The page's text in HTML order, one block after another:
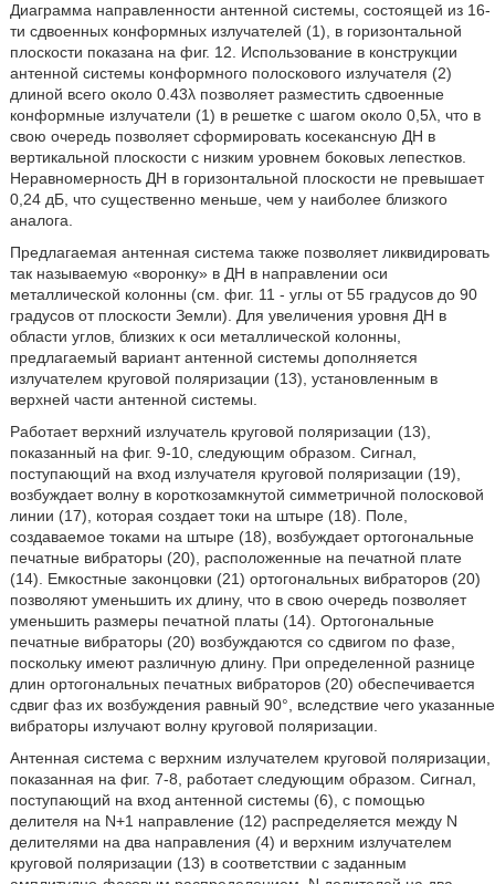
Диаграмма направленности антенной системы, состоящей из 16-
ти сдвоенных конформных излучателей (1), в горизонтальной
плоскости показана на фиг. 12. Использование в конструкции
антенной системы конформного полоскового излучателя (2)
длиной всего около 0.43λ позволяет разместить сдвоенные
конформные излучатели (1) в решетке с шагом около 0,5λ, что в
свою очередь позволяет сформировать косекансную ДН в
вертикальной плоскости с низким уровнем боковых лепестков.
Неравномерность ДН в горизонтальной плоскости не превышает
0,24 дБ, что существенно меньше, чем у наиболее близкого
аналога.
Предлагаемая антенная система также позволяет ликвидировать
так называемую «воронку» в ДН в направлении оси
металлической колонны (см. фиг. 11 - углы от 55 градусов до 90
градусов от плоскости Земли). Для увеличения уровня ДН в
области углов, близких к оси металлической колонны,
предлагаемый вариант антенной системы дополняется
излучателем круговой поляризации (13), установленным в
верхней части антенной системы.
Работает верхний излучатель круговой поляризации (13),
показанный на фиг. 9-10, следующим образом. Сигнал,
поступающий на вход излучателя круговой поляризации (19),
возбуждает волну в короткозамкнутой симметричной полосковой
линии (17), которая создает токи на штыре (18). Поле,
создаваемое токами на штыре (18), возбуждает ортогональные
печатные вибраторы (20), расположенные на печатной плате
(14). Емкостные законцовки (21) ортогональных вибраторов (20)
позволяют уменьшить их длину, что в свою очередь позволяет
уменьшить размеры печатной платы (14). Ортогональные
печатные вибраторы (20) возбуждаются со сдвигом по фазе,
поскольку имеют различную длину. При определенной разнице
длин ортогональных печатных вибраторов (20) обеспечивается
сдвиг фаз их возбуждения равный 90°, вследствие чего указанные
вибраторы излучают волну круговой поляризации.
Антенная система с верхним излучателем круговой поляризации,
показанная на фиг. 7-8, работает следующим образом. Сигнал,
поступающий на вход антенной системы (6), с помощью
делителя на N+1 направление (12) распределяется между N
делителями на два направления (4) и верхним излучателем
круговой поляризации (13) в соответствии с заданным